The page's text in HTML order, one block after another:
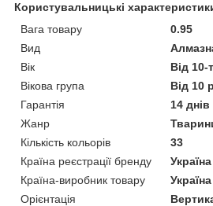
Користувальницькі
Вага товару
0.95
Вид
Вік
Від 10-
Вікова група
Від 10
Гарантія
14 днів
Жанр
Кількість кольорів
33
Країна реєстрації бренду
Україна
Країна-виробник товару
Україна
Орієнтація